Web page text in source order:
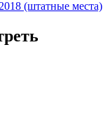
(штатные места)